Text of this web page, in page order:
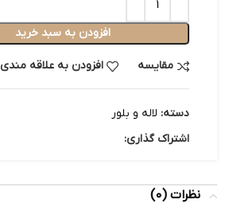
افزودن به سبد خرید
مقایسه افزودن به علاقه مندی
دسته: لاله و بلور
اشتراک گذاری:
نظرات (0)